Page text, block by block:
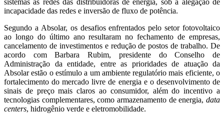
sistemas às redes das distribuidoras de energia, sob a alegação de
incapacidade das redes e inversão de fluxo de potência.
Segundo a Absolar, os desafios enfrentados pelo setor fotovoltaico
ao longo do último ano resultaram no fechamento de empresas,
cancelamento de investimentos e redução de postos de trabalho. De
acordo com Barbara Rubim, presidente do Conselho de
Administração da entidade, entre as prioridades de atuação da
Absolar estão o estímulo a um ambiente regulatório mais eficiente, o
fortalecimento do mercado livre de energia e o desenvolvimento de
sinais de preço mais claros ao consumidor, além do incentivo a
tecnologias complementares, como armazenamento de energia, data
centers, hidrogênio verde e eletromobilidade.